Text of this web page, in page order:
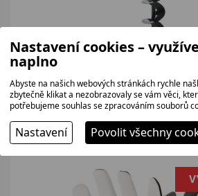
FIELDMANN FZPV5005-B
Zemní vrták je spolehlivý nástroj pro
účinné a jednoduché řešení pro práci
2 479 bez DPH
2 999 Kč
Nastavení cookies –
naplno
Abyste na našich webových stránkách rychle
zbytečně klikat a nezobrazovaly se vám věci,
potřebujeme souhlas se zpracováním souborů
Nastavení Povolit všechny